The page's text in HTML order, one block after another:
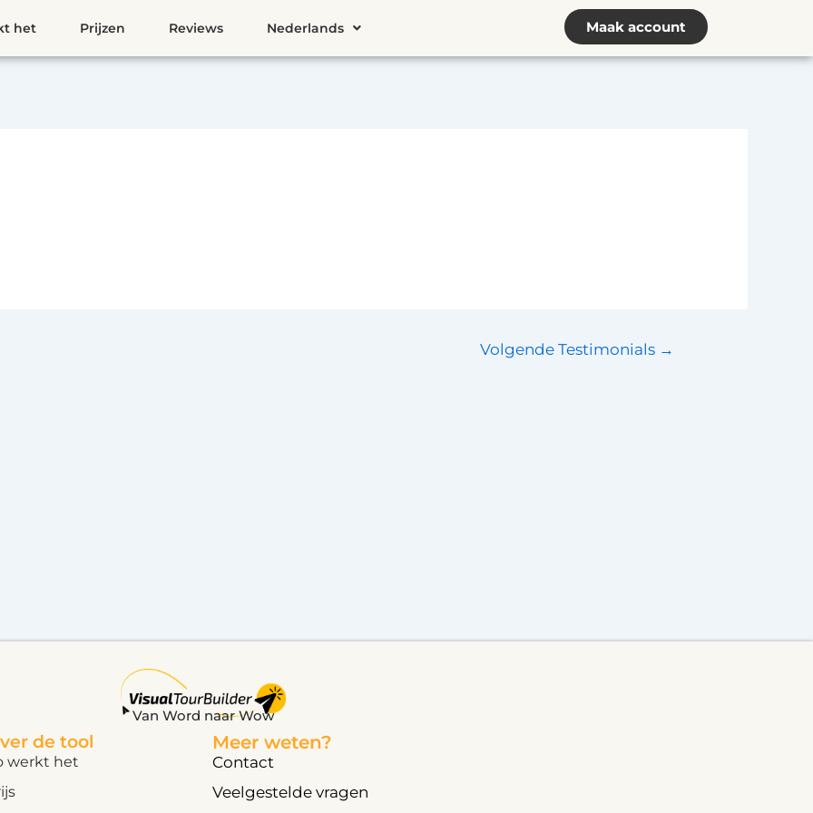
het Prijzen Reviews Nederlands Maak account
Volgende Testimonials →
Van Word naar Wow
de tool
werkt het
Meer weten?
Contact
Veelgestelde vragen